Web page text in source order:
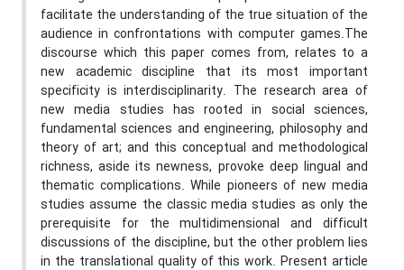
facilitate the understanding of the true situation of the
audience in confrontations with computer games.The
discourse which this paper comes from, relates to a
new academic discipline that its most important
specificity is interdisciplinarity. The research area of
new media studies has rooted in social sciences,
fundamental sciences and engineering, philosophy and
theory of art; and this conceptual and methodological
richness, aside its newness, provoke deep lingual and
thematic complications. While pioneers of new media
studies assume the classic media studies as only the
prerequisite for the multidimensional and difficult
discussions of the discipline, but the other problem lies
in the translational quality of this work. Present article